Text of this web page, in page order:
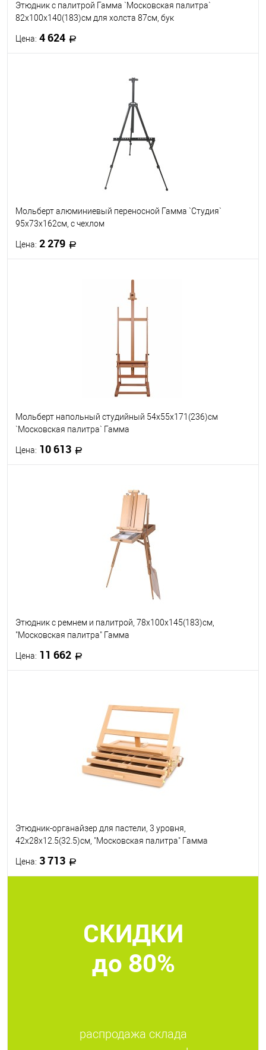
Этюдник с палитрой Гамма `Московская палитра`
82x100x140(183)см для холста 87см, бук
Цена: 4 624
Мольберт алюминиевый переносной Гамма `Студия`
95x73x162см, с чехлом
Цена: 2 279
В корзину
Мольберт напольный студийный 54х55х171(236)см
`Московская палитра` Гамма
Цена: 10 613
Этюдник с ремнем и палитрой, 78х100х145(183)см,
"Московская палитра" Гамма
Цена: 11 662
В наличии
Этюдник-органайзер для пастели, 3 уровня,
42х28х12.5(32.5)см, "Московская палитра" Гамма
Цена: 3 713
В наличии
СКИДКИ
до 80%
распродажа склада